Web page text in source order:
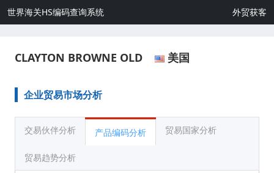
世界海关HS编码查询系统 外贸获客
CLAYTON BROWNE OLD 美国
企业贸易市场分析
交易伙伴分析 产品编码分析 贸易国家分析
贸易趋势分析